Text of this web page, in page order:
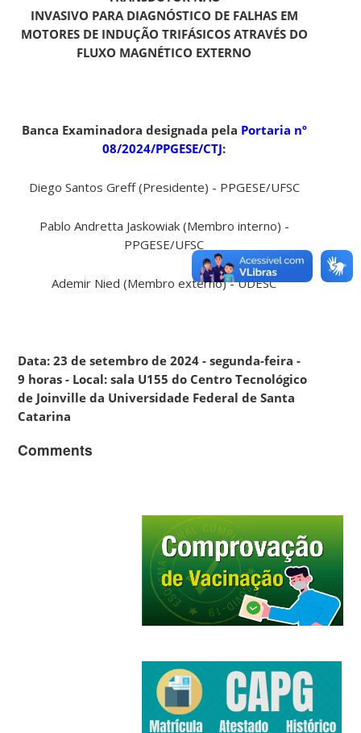
INVASIVO PARA DIAGNÓSTICO DE FALHAS EM
MOTORES DE INDUÇÃO TRIFÁSICOS ATRAVÉS DO
FLUXO MAGNÉTICO EXTERNO
Banca Examinadora designada pela Portaria nº
08/2024/PPGESE/CTJ:
Diego Santos Greff (Presidente) - PPGESE/UFSC
Pablo Andretta Jaskowiak (Membro interno) -
PPGESE/UFSC
Ademir Nied (Membro externo) - UDESC
Data: 23 de setembro de 2024 - segunda-feira -
9 horas - Local: sala U155 do Centro Tecnológico
de Joinville da Universidade Federal de Santa
Catarina
Comments